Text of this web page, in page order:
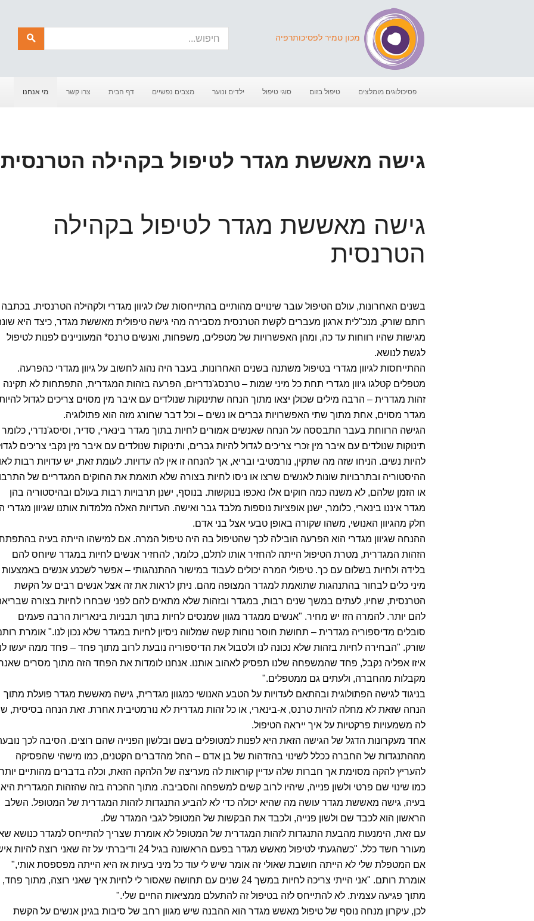
מכון טמיר לפסיכותרפיה
חיפוש
פסיכולוגים מומלצים טיפול בזום סוגי טיפול ילדים ונוער מצבים נפשיים דף הבית צרו קשר מי אנחנו
גישה מאששת מגדר לטיפול בקהילה הטרנסית
גישה מאששת מגדר לטיפול בקהילה
הטרנסית
בשנים האחרונות, עולם הטיפול עובר שינויים מהותיים בהתייחסות שלו לגיוון מגדרי ולקהילה הטרנסית. בכתבה
רותם שורק, מנכ"לית ארגון מעברים לקשת הטרנסית מסבירה מהי גישה טיפולית מאששת מגדר, כיצד היא
מגישות שהיו רווחות עד כה, ומהן האפשרויות של מטפלים, משפחות, ואנשים טרנס* המעוניינים לפנות לטיפול
לגשת לנושא.
ההתייחסות לגיוון מגדרי בטיפול משתנה בשנים האחרונות. בעבר היה נהוג לחשוב על גיוון מגדרי כהפרעה.
מטפלים קטלגו גיוון מגדרי תחת כל מיני שמות – טרנסג'נדריזם, הפרעה בזהות המגדרית, התפתחות לא
זהות מגדרית – הרבה מילים שכולן יצאו מתוך הנחה שתינוקות שנולדים עם איבר מין מסוים צריכים לגדול
מגדר מסוים, אחת מתוך שתי האפשרויות גברים או נשים – וכל דבר שחורג מזה הוא פתולוגיה.
הגישה הרווחת בעבר התבססה על הנחה שאנשים אמורים לחיות בתוך מגדר בינארי, סדיר, וסיסג'נדרי, כלומר
תינוקות שנולדים עם איבר מין זכרי צריכים לגדול להיות גברים, ותינוקות שנולדים עם איבר מין נקבי צריכים
להיות נשים. הניחו שזה מה שתקין, נורמטיבי ובריא, אך להנחה זו אין לה עדויות. לעומת זאת, יש עדויות רבות
ההיסטוריה ובתרבויות שונות לאנשים שרצו או ניסו לחיות בצורה שלא תואמת את החוקים המגדריים של
או הזמן שלהם, לא משנה כמה חוקים אלו נאכפו בנוקשות. בנוסף, ישנן תרבויות רבות בעולם ובהיסטוריה בהן
מגדר איננו בינארי, כלומר, ישנן אופציות נוספות מלבד גבר ואישה. העדויות האלה מלמדות אותנו שגיוון מגדרי
חלק מהגיוון האנושי, משהו שקורה באופן טבעי אצל בני אדם.
ההנחה שגיוון מגדרי הוא הפרעה הובילה לכך שהטיפול בה היה טיפול המרה. אם למישהו הייתה בעיה
הזהות המגדרית, מטרת הטיפול הייתה להחזיר אותו לתלם, כלומר, להחזיר אנשים לחיות במגדר שיוחס להם
בלידה ולחיות בשלום עם כך. טיפולי המרה יכולים לעבוד במישור ההתנהגותי – אפשר לשכנע אנשים באמצעות
מיני כלים לבחור בהתנהגות שתואמת למגדר המצופה מהם. ניתן לראות את זה אצל אנשים רבים על הקשת
הטרנסית, שחיו, לעתים במשך שנים רבות, במגדר ובזהות שלא מתאים להם לפני שבחרו לחיות בצורה
להם יותר. להמרה הזו יש מחיר. "אנשים ממגדר מגוון שמנסים לחיות בתוך תבניות בינאריות הרבה פעמים
סובלים מדיספוריה מגדרית – תחושת חוסר נוחות קשה שמלווה ניסיון לחיות במגדר שלא נכון לנו." אומרת
שורק. "הבחירה לחיות בזהות שלא נכונה לנו ולסבול את הדיספוריה נובעת לרוב מתוך פחד – פחד ממה יעשו
איזו אפליה נקבל, פחד שהמשפחה שלנו תפסיק לאהוב אותנו. אנחנו לומדות את הפחד הזה מתוך מסרים
מקבלות מהחברה, ולעתים גם ממטפלים."
בניגוד לגישה הפתולוגית ובהתאם לעדויות על הטבע האנושי כמגוון מגדרית, גישה מאששת מגדר פועלת מתוך
הנחה שזאת לא מחלה להיות טרנס, א-בינארי, או כל זהות מגדרית לא נורמטיבית אחרת. זאת הנחה בסיסית,
לה משמעויות פרקטיות על איך ייראה הטיפול.
אחד מעקרונות הדגל של הגישה הזאת היא לפנות למטופלים בשם ובלשון הפנייה שהם רוצים. הסיבה לכך
מההתנגדות של החברה ככלל לשינוי בהזדהות של בן אדם – החל מהדברים הקטנים, כמו מישהי שהפסיקה
להעריץ להקה מסוימת אך חברות שלה עדיין קוראות לה מעריצה של הלהקה הזאת, וכלה בדברים מהותיים יותר
כמו שינוי שם פרטי ולשון פנייה, שיהיו לרוב קשים למשפחה והסביבה. מתוך ההכרה בזה שהזהות המגדרית
בעיה, גישה מאששת מגדר עושה מה שהיא יכולה כדי לא להביע התנגדות לזהות המגדרית של המטופל. השלב
הראשון הוא לכבד שם ולשון פנייה, ולכבד את הבקשות של המטופל לגבי המגדר שלו.
עם זאת, הימנעות מהבעת התנגדות לזהות המגדרית של המטופל לא אומרת שצריך להתייחס למגדר כנושא
מעורר חשד כלל. "כשהגעתי לטיפול מאשש מגדר בפעם הראשונה בגיל 24 ודיברתי על זה שאני רוצה
אם המטפלת שלי לא הייתה חושבת שאולי זה אומר שיש לי עוד כל מיני בעיות אז היא הייתה מפספסת אותי,"
אומרת רותם. "אני הייתי צריכה לחיות במשך 24 שנים עם תחושה שאסור לי לחיות איך שאני רוצה, מתוך פחד,
מתוך פגיעה עצמית. לא להתייחס לזה בטיפול זה להתעלם ממציאות החיים שלי."
לכן, עיקרון מנחה נוסף של טיפול מאשש מגדר הוא ההבנה שיש מגוון רחב של סיבות בגינן אנשים על הקשת